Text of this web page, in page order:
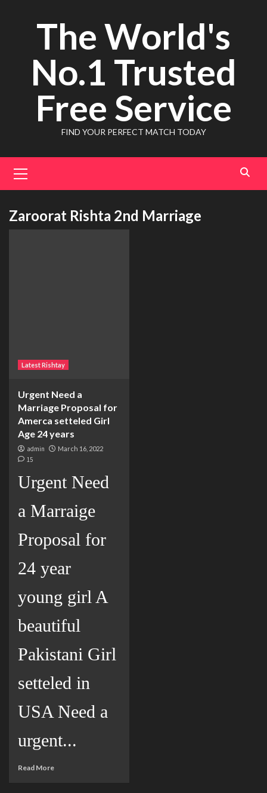
The World's
No.1 Trusted
Free Service
FIND YOUR PERFECT MATCH TODAY
Menu
Zaroorat Rishta 2nd Marriage
Latest Rishtay
Urgent Need a
Marriage Proposal for
Amerca setteled Girl
Age 24 years
admin March 16, 2022
15
Urgent Need
a Marraige
Proposal for
24 year
young girl A
beautiful
Pakistani Girl
setteled in
USA Need a
urgent...
Read More